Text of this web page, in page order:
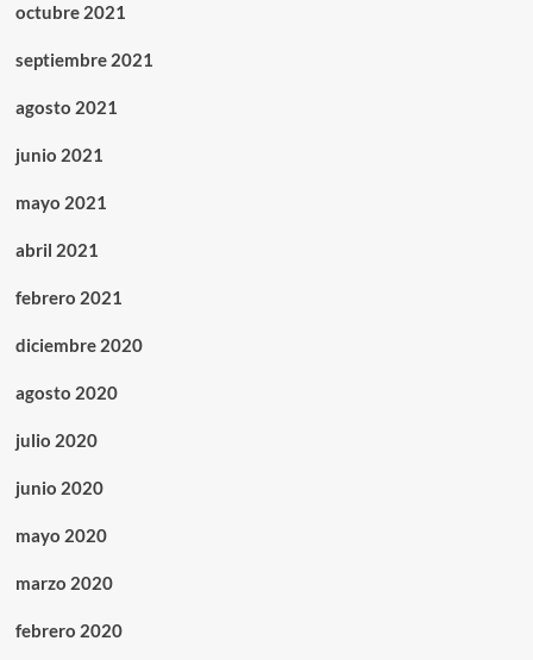
octubre 2021
septiembre 2021
agosto 2021
junio 2021
mayo 2021
abril 2021
febrero 2021
diciembre 2020
agosto 2020
julio 2020
junio 2020
mayo 2020
marzo 2020
febrero 2020